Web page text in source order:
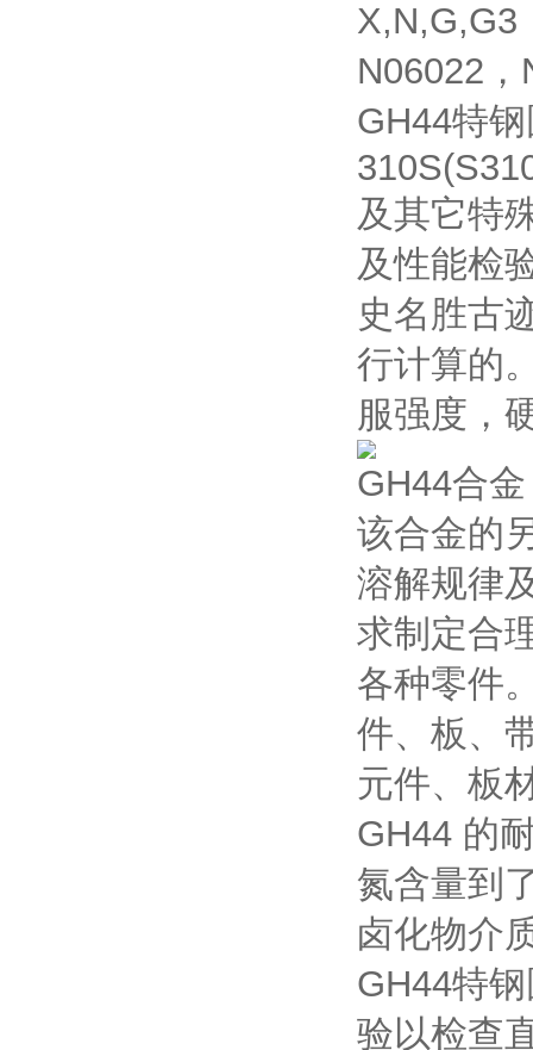
X,N,G,G3
N06022
GH44特
及其它特
及性能检
史名胜古
行计算的
服强度，
GH44合
该合金的
溶解规律
求制定合
各种零件
件、板、
元件、板
GH44 的
氮含量到
卤化物介
GH44特
验以检查